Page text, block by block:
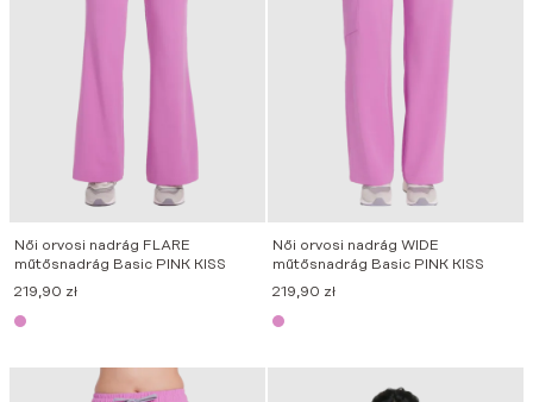
Női orvosi nadrág FLARE
műtősnadrág Basic PINK KISS
219,90 zł
Női orvosi nadrág WIDE
műtősnadrág Basic PINK KISS
219,90 zł